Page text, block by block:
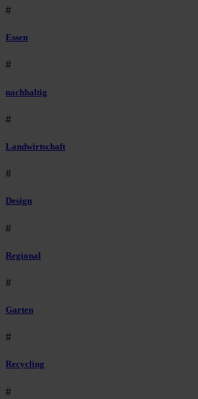
#
Essen
#
nachhaltig
#
Landwirtschaft
#
Design
#
Regional
#
Garten
#
Recycling
#